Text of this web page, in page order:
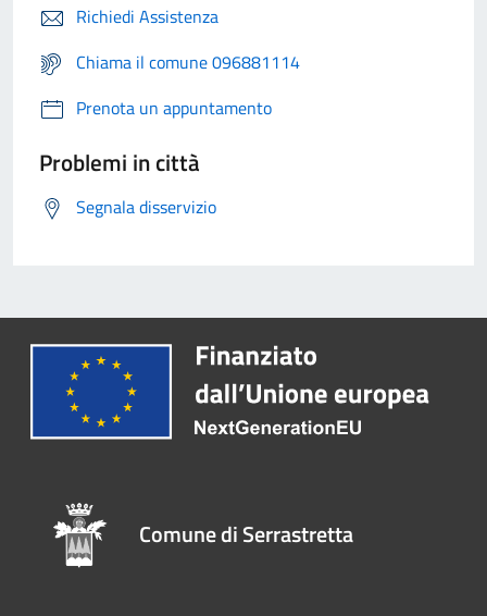
Richiedi Assistenza
Chiama il comune 096881114
Prenota un appuntamento
Problemi in città
Segnala disservizio
Comune di Serrastretta